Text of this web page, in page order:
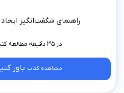
راهنمای شگفت‌انگیز
در ۳۵ دقیقه مطالعه کنید
مشاهده کتاب باور